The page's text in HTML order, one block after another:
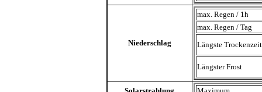
Niederschlag
max. Regen / 1h
max. Regen / Tag
Längste Trockenzeit
Längster Frost